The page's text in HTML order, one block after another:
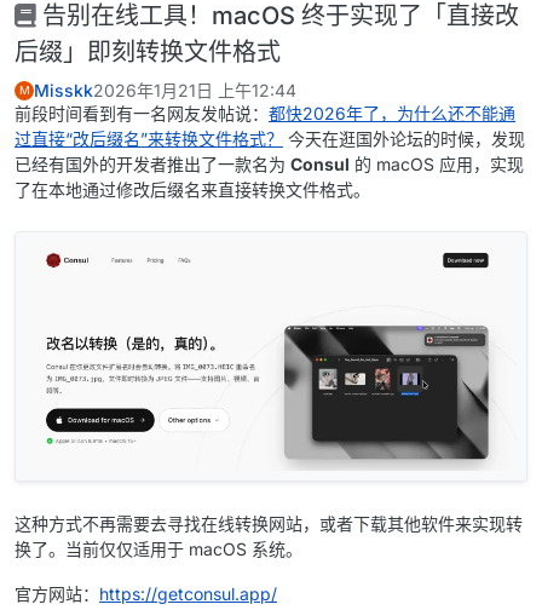
告别在线工具！macOS 终于实现了「直接改
后缀」即刻转换文件格式
M Misskk2026年1月21日 上午12:44
前段时间看到有一名网友发帖说： 都快2026年了，为什么还不能通
过直接“改后缀名”来转换文件格式？
今天在逛国外论坛的时候，发现
已经有国外的开发者推出了一款名为 Consul 的 macOS 应用，实现
了在本地通过修改后缀名来直接转换文件格式。
这种方式不再需要去寻找在线转换网站，或者下载其他软件来实现转
换了。当前仅仅适用于 macOS 系统。
官方网站： https://getconsul.app/